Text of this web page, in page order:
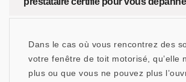
Dans le cas où vous rencontrez des
votre fenêtre de toit motorisé, qu’elle
plus ou que vous ne pouvez plus